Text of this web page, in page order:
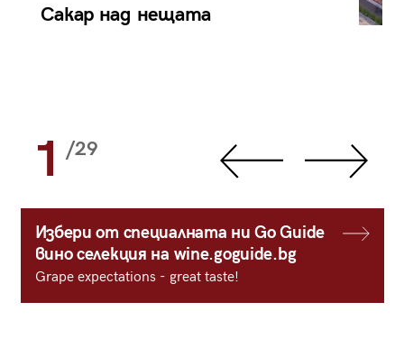
Сакар над нещата
1 /29
Избери от специалната ни Go Guide
вино селекция на wine.goguide.bg
Grape expectations - great taste!